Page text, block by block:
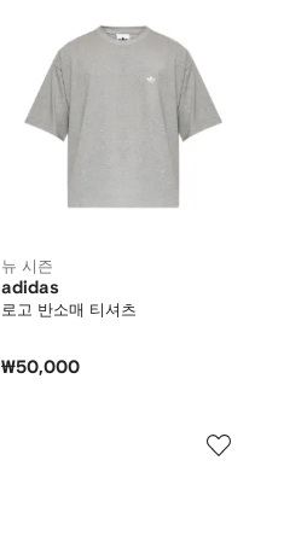
뉴 시즌
adidas
로고 반소매 티셔츠
₩50,000